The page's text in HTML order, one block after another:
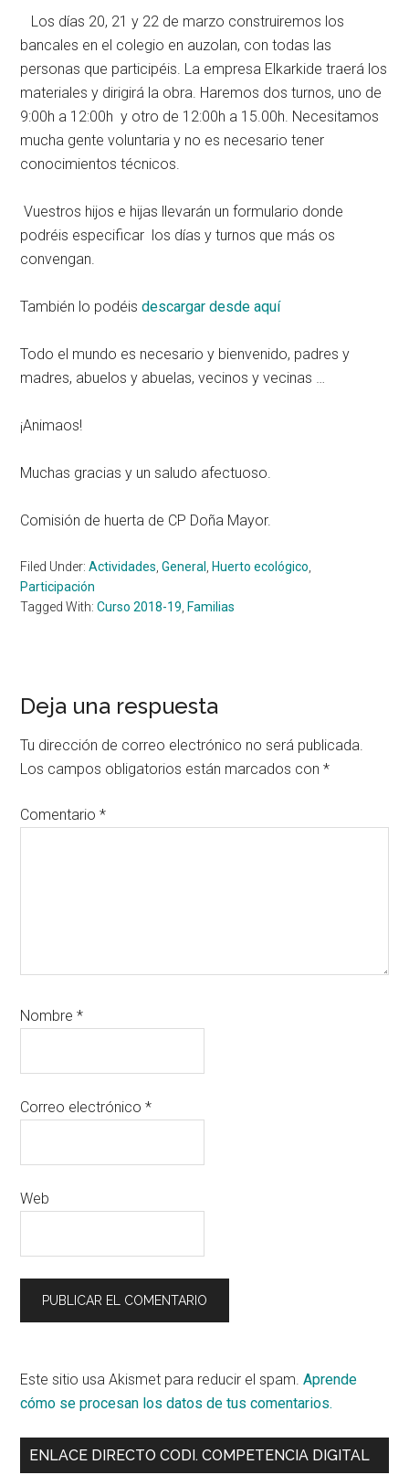
Los días 20, 21 y 22 de marzo construiremos los
bancales en el colegio en auzolan, con todas las
personas que participéis. La empresa Elkarkide traerá los
materiales y dirigirá la obra. Haremos dos turnos, uno de
9:00h a 12:00h y otro de 12:00h a 15.00h. Necesitamos
mucha gente voluntaria y no es necesario tener
conocimientos técnicos.
Vuestros hijos e hijas llevarán un formulario donde
podréis especificar los días y turnos que más os
convengan.
También lo podéisdescargar desde aquí
Todo el mundo es necesario y bienvenido, padres y
madres, abuelos y abuelas, vecinos y vecinas …
¡Animaos!
Muchas gracias y un saludo afectuoso.
Comisión de huerta de CP Doña Mayor.
Filed Under:Actividades ,General Huerto ecológico
Participación
Tagged With:Curso 2018-19 Familias
Reader
Interactions
Deja una respuesta
Tu dirección de correo electrónico no será publicada.
Los campos obligatorios están marcados con*
Comentario*
Nombre*
Correo electrónico*
Web
Este sitio usa Akismet para reducir el spam.Aprende
cómo se procesan los datos de tus comentarios.
Primary
ENLACE DIRECTO CODI. COMPETENCIA DIGITAL